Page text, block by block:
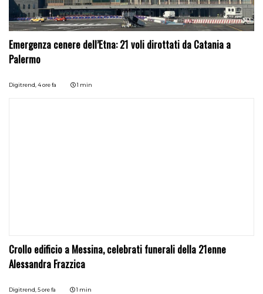
Emergenza cenere dell’Etna: 21 voli dirottati da Catania a
Palermo
Digitrend,4 ore fa 1 min
Crollo edificio a Messina, celebrati funerali della 21enne
Alessandra Frazzica
Digitrend,5 ore fa 1 min